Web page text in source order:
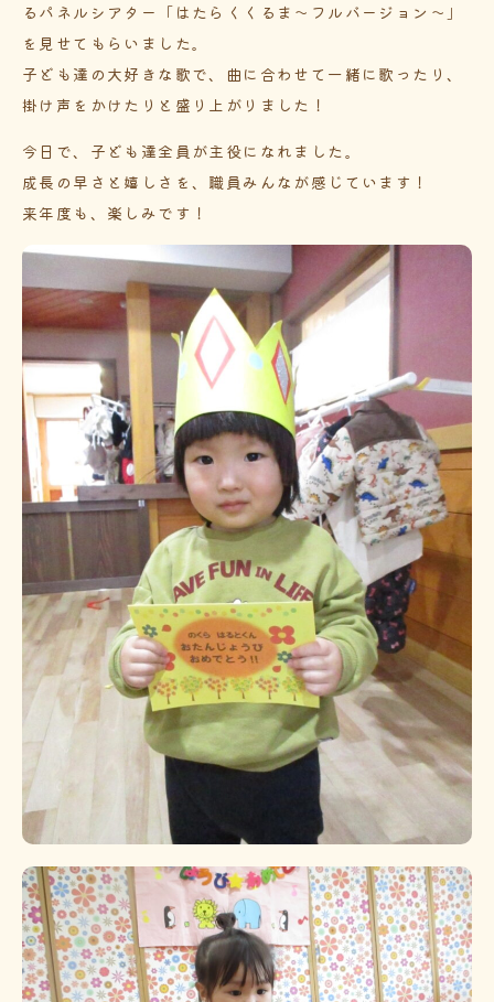
るパネルシアター「はたらくくるま～フルバージョン～」
を見せてもらいました。
子ども達の大好きな歌で、曲に合わせて一緒に歌ったり、
掛け声をかけたりと盛り上がりました！
今日で、子ども達全員が主役になれました。
成長の早さと嬉しさを、職員みんなが感じています！
来年度も、楽しみです！